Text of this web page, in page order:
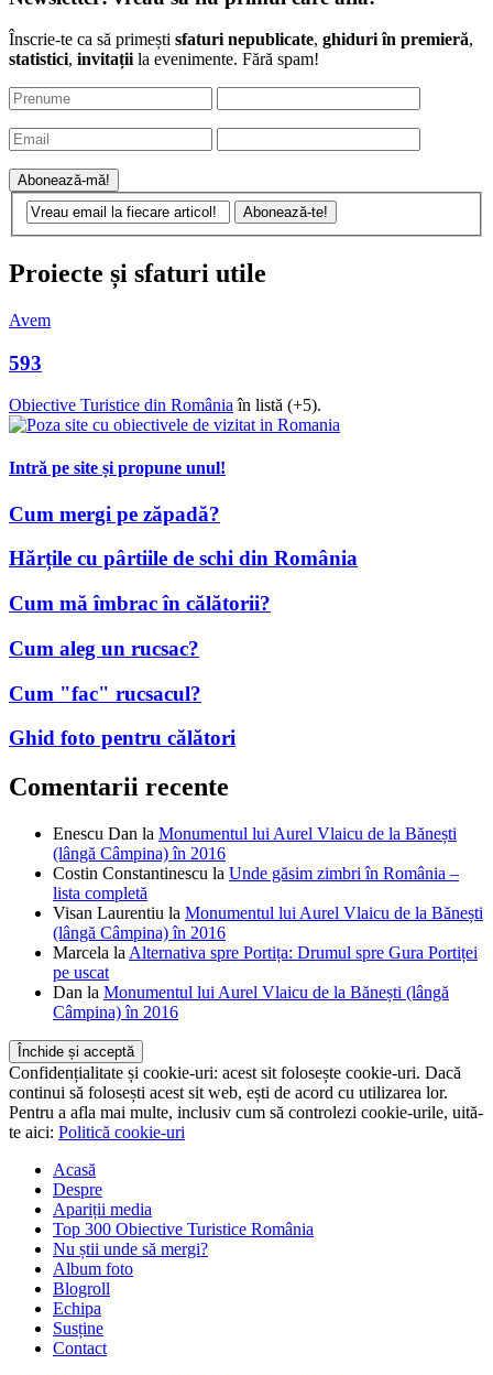
Înscrie-te ca să primești sfaturi nepublicate, ghiduri în premieră,
statistici, invitații la evenimente. Fără spam!
Proiecte și sfaturi utile
Avem
593
Obiective Turistice din România în listă (+5).
Intră pe site și propune unul!
Cum mergi pe zăpadă?
Hărțile cu pârtiile de schi din România
Cum mă îmbrac în călătorii?
Cum aleg un rucsac?
Cum "fac" rucsacul?
Ghid foto pentru călători
Comentarii recente
Enescu Dan la Monumentul lui Aurel Vlaicu de la Bănești
(lângă Câmpina) în 2016
Costin Constantinescu la Unde găsim zimbri în România –
lista completă
Visan Laurentiu la Monumentul lui Aurel Vlaicu de la Bănești
(lângă Câmpina) în 2016
Marcela la Alternativa spre Portița: Drumul spre Gura Portiței
pe uscat
Dan la Monumentul lui Aurel Vlaicu de la Bănești (lângă
Câmpina) în 2016
Confidențialitate și cookie-uri: acest sit folosește cookie-uri. Dacă
continui să folosești acest sit web, ești de acord cu utilizarea lor.
Pentru a afla mai multe, inclusiv cum să controlezi cookie-urile, uită-
te aici: Politică cookie-uri
Acasă
Despre
Apariții media
Top 300 Obiective Turistice România
Nu știi unde să mergi?
Album foto
Blogroll
Echipa
Susține
Contact